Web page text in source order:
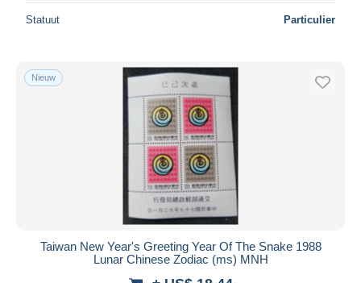
Statuut Particulier
Nieuw
Taiwan New Year's Greeting Year Of The Snake 1988
Lunar Chinese Zodiac (ms) MNH